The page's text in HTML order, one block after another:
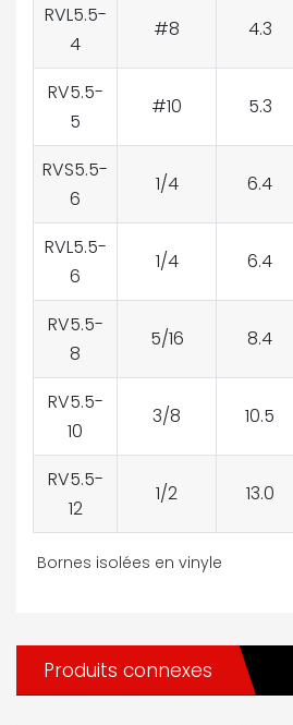
RVL5.5-
4
#8 4.3
RV5.5-
5
#10 5.3
RVS5.5-
6
1/4 6.4
RVL5.5-
6
1/4 6.4
RV5.5-
8
5/16 8.4
RV5.5-
10
3/8 10.5
RV5.5-
12
1/2 13.0
Bornes isolées en vinyle
Produits connexes